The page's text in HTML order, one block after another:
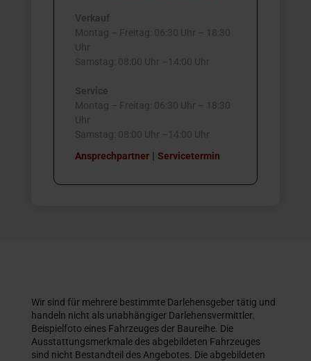
Verkauf
Montag – Freitag: 06:30 Uhr – 18:30
Uhr
Samstag: 08:00 Uhr –14:00 Uhr
Service
Montag – Freitag: 06:30 Uhr – 18:30
Uhr
Samstag: 08:00 Uhr –14:00 Uhr
Ansprechpartner| Servicetermin
Wir sind für mehrere bestimmte Darlehensgeber tätig und
handeln nicht als unabhängiger Darlehensvermittler.
Beispielfoto eines Fahrzeuges der Baureihe. Die
Ausstattungsmerkmale des abgebildeten Fahrzeuges
sind nicht Bestandteil des Angebotes. Die abgebildeten